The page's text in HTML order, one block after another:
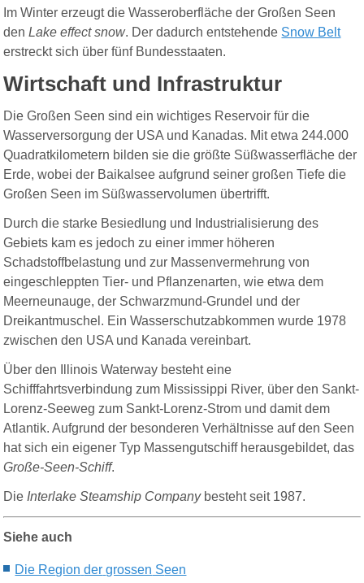
Im Winter erzeugt die Wasseroberfläche der Großen Seen
denLake effect snow. Der dadurch entstehende Snow Belt
erstreckt sich über fünf Bundesstaaten.
Wirtschaft und Infrastruktur
Die Großen Seen sind ein wichtiges Reservoir für die
Wasserversorgung der USA und Kanadas. Mit etwa 244.000
Quadratkilometern bilden sie die größte Süßwasserfläche der
Erde, wobei der Baikalsee aufgrund seiner großen Tiefe die
Großen Seen im Süßwasservolumen übertrifft.
Durch die starke Besiedlung und Industrialisierung des
Gebiets kam es jedoch zu einer immer höheren
Schadstoffbelastung und zur Massenvermehrung von
eingeschleppten Tier- und Pflanzenarten, wie etwa dem
Meerneunauge, der Schwarzmund-Grundel und der
Dreikantmuschel. Ein Wasserschutzabkommen wurde 1978
zwischen den USA und Kanada vereinbart.
Über den Illinois Waterway besteht eine
Schifffahrtsverbindung zum Mississippi River, über den Sankt-
Lorenz-Seeweg zum Sankt-Lorenz-Strom und damit dem
Atlantik. Aufgrund der besonderen Verhältnisse auf den Seen
hat sich ein eigener Typ Massengutschiff herausgebildet, das
Große-Seen-Schiff.
Die Interlake Steamship Companybesteht seit 1987.
Siehe auch
Die Region der grossen Seen